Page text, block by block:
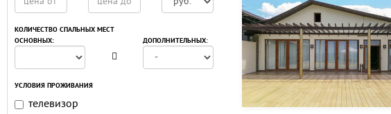
КОЛИЧЕСТВО СПАЛЬНЫХ МЕСТ
ОСНОВНЫХ:
ДОПОЛНИТЕЛЬНЫХ:
УСЛОВИЯ ПРОЖИВАНИЯ
телевизор